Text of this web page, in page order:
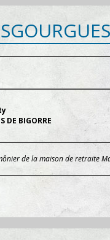
DE BIGORRE
de la maison de retraite